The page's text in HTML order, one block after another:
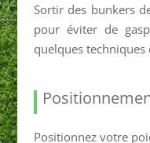
Sortir des bunkers
pour éviter de
quelques techniques
Positionnez votre